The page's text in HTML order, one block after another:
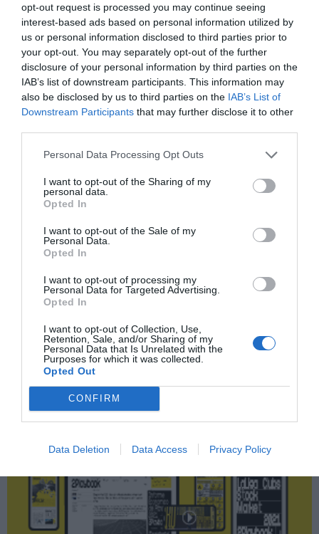
opt-out request is processed you may continue seeing
interest-based ads based on personal information utilized by
us or personal information disclosed to third parties prior to
your opt-out. You may separately opt-out of the further
disclosure of your personal information by third parties on the
IAB’s list of downstream participants. This information may
also be disclosed by us to third parties on the IAB’s List of
Downstream Participants that may further disclose it to other
Personal Data Processing Opt Outs
I want to opt-out of the Sharing of my
personal data.
Opted In
I want to opt-out of the Sale of my
Personal Data.
Opted In
I want to opt-out of processing my
Personal Data for Targeted Advertising.
Opted In
I want to opt-out of Collection, Use,
Retention, Sale, and/or Sharing of my
Personal Data that Is Unrelated with the
Purposes for which it was collected.
Opted Out
CONFIRM
Data Deletion Data Access Privacy Policy
Índex
Rfef
Activaciones
ACTIVAR AHORA
Compartir
Publicidad
2Playbook Club2P